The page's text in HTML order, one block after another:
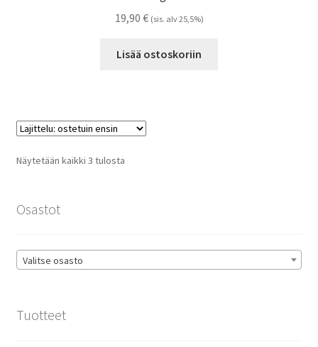
19,90 € (sis. alv 25,5%)
Lisää ostoskoriin
Näytetään kaikki 3 tulostaSuosituimmat
Osastot
Valitse osasto
Tuotteet